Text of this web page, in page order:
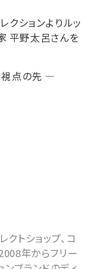
クションよりルッ
平野太呂さんを
視点の先 —
クトショップ、コ
年からフリー